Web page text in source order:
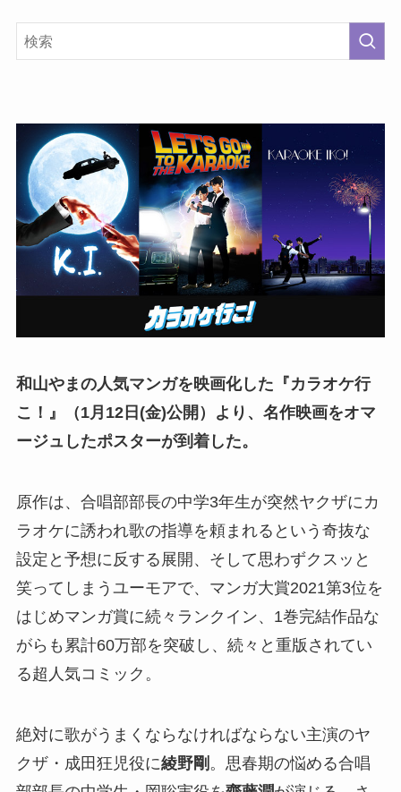
和山やまの人気マンガを映画化した『カラオケ行
こ！』
（1月12日(金)公開）
より、名作映画をオマ
ージュしたポスターが到着した。
原作は、合唱部部長の中学3年生が突然ヤクザにカ
ラオケに誘われ歌の指導を頼まれるという奇抜な
設定と予想に反する展開、そして思わずクスッと
笑ってしまうユーモアで、マンガ大賞2021第3位を
はじめマンガ賞に続々ランクイン、1巻完結作品な
がらも累計60万部を突破し、続々と重版されてい
る超人気コミック。
絶対に歌がうまくならなければならない主演のヤ
クザ・成田狂児役に綾野剛 。思春期の悩める合唱